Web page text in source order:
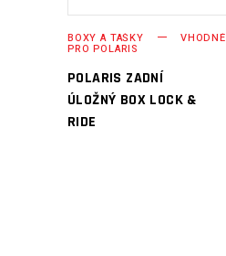
BOXY A TAŠKY VHODNÉ
PRO POLARIS
POLARIS ZADNÍ
ÚLOŽNÝ BOX LOCK &
RIDE